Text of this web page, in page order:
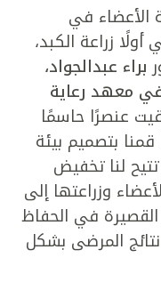
الأعضاء في
زراعة الكبد،
براء عبدالجواد،
معهد رعاية
عنصرًا حاسمًا
بتصميم بيئة
لنا تخفيض
وزراعتها إلى
في الحفاظ
المرضى بشكل